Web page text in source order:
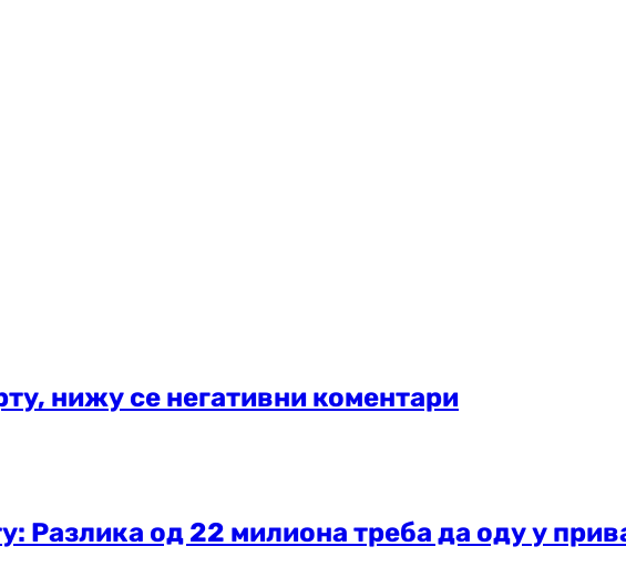
нижу се негативни коментари
Разлика од 22 милиона треба да оду у